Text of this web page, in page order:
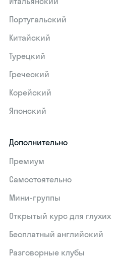
Португальский
Китайский
Турецкий
Греческий
Корейский
Японский
Дополнительно
Премиум
Самостоятельно
Мини-группы
Открытый курс для глухих
Бесплатный английский
Разговорные клубы